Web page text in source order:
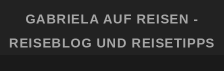
GABRIELA AUF REISEN -
REISEBLOG UND REISETIPPS